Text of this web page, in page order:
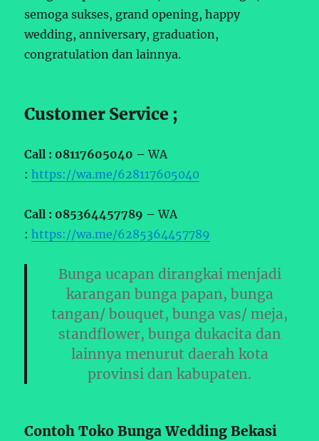
semoga sukses, grand opening, happy
wedding, anniversary, graduation,
congratulation dan lainnya.
Customer Service ;
Call : 08117605040 –WA
:https://wa.me/628117605040
Call : 085364457789 –WA
:https://wa.me/6285364457789
Bunga ucapan dirangkai menjadi
karangan bunga papan, bunga
tangan/ bouquet, bunga vas/ meja,
standflower, bunga dukacita dan
lainnya menurut daerah kota
provinsi dan kabupaten.
Contoh Toko Bunga Wedding Bekasi